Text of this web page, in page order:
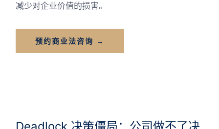
减少对企业价值的损害。
预约商业法咨询 →